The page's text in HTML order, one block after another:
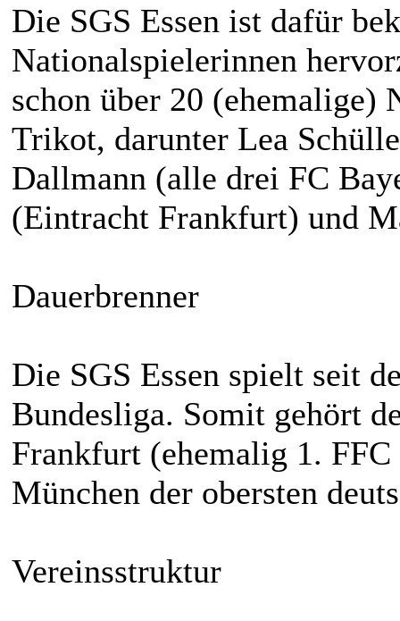
Die SGS Essen ist dafür
Nationalspielerinnen
schon über 20 (ehemalige)
Trikot, darunter Lea
Dallmann (alle drei FC
(Eintracht Frankfurt) und
Dauerbrenner
Die SGS Essen spielt seit
Bundesliga. Somit gehört
Frankfurt (ehemalig 1.
München der obersten
Vereinsstruktur